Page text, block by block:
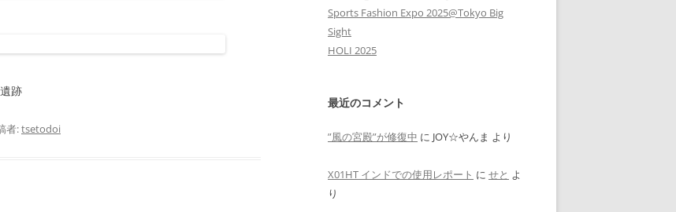
跡
者:tsetodoi
Sports Fashion Expo 2025@Tokyo Big
Sight
HOLI 2025
最近のコメント
”風の宮殿”が修復中 に JOY☆やんま より
X01HT インドでの使用レポート に せと よ
り